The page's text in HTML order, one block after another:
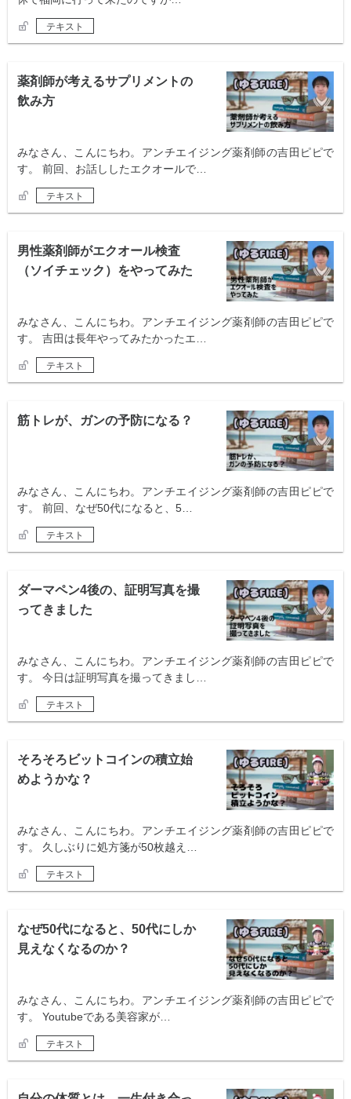
テキスト
薬剤師が考えるサプリメントの
飲み方
みなさん、こんにちわ。アンチエイジング薬剤師の吉田ピピで
す。 前回、お話ししたエクオールで…
テキスト
男性薬剤師がエクオール検査
（ソイチェック）をやってみた
みなさん、こんにちわ。アンチエイジング薬剤師の吉田ピピで
す。 吉田は長年やってみたかったエ…
テキスト
筋トレが、ガンの予防になる？
みなさん、こんにちわ。アンチエイジング薬剤師の吉田ピピで
す。 前回、なぜ50代になると、5…
テキスト
ダーマペン4後の、証明写真を撮
ってきました
みなさん、こんにちわ。アンチエイジング薬剤師の吉田ピピで
す。 今日は証明写真を撮ってきまし…
テキスト
そろそろビットコインの積立始
めようかな？
みなさん、こんにちわ。アンチエイジング薬剤師の吉田ピピで
す。 久しぶりに処方箋が50枚越え…
テキスト
なぜ50代になると、50代にしか
見えなくなるのか？
みなさん、こんにちわ。アンチエイジング薬剤師の吉田ピピで
す。 Youtubeである美容家が…
テキスト